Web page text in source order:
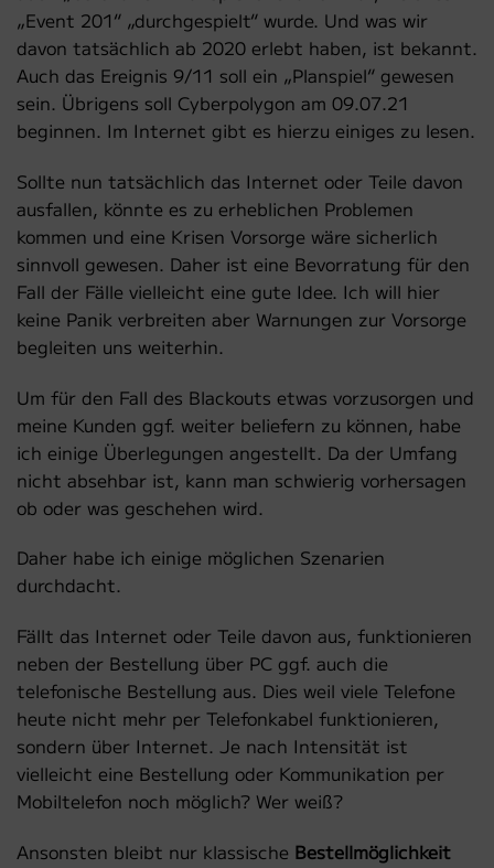
„Event 201“ „durchgespielt“ wurde. Und was wir
davon tatsächlich ab 2020 erlebt haben, ist bekannt.
Auch das Ereignis 9/11 soll ein „Planspiel“ gewesen
sein. Übrigens soll Cyberpolygon am 09.07.21
beginnen. Im Internet gibt es hierzu einiges zu lesen.
Sollte nun tatsächlich das Internet oder Teile davon
ausfallen, könnte es zu erheblichen Problemen
kommen und eine Krisen Vorsorge wäre sicherlich
sinnvoll gewesen. Daher ist eine Bevorratung für den
Fall der Fälle vielleicht eine gute Idee. Ich will hier
keine Panik verbreiten aber Warnungen zur Vorsorge
begleiten uns weiterhin.
Um für den Fall des Blackouts etwas vorzusorgen und
meine Kunden ggf. weiter beliefern zu können, habe
ich einige Überlegungen angestellt. Da der Umfang
nicht absehbar ist, kann man schwierig vorhersagen
ob oder was geschehen wird.
Daher habe ich einige möglichen Szenarien
durchdacht.
Fällt das Internet oder Teile davon aus, funktionieren
neben der Bestellung über PC ggf. auch die
telefonische Bestellung aus. Dies weil viele Telefone
heute nicht mehr per Telefonkabel funktionieren,
sondern über Internet. Je nach Intensität ist
vielleicht eine Bestellung oder Kommunikation per
Mobiltelefon noch möglich? Wer weiß?
Ansonsten bleibt nur klassische Bestellmöglichkeit